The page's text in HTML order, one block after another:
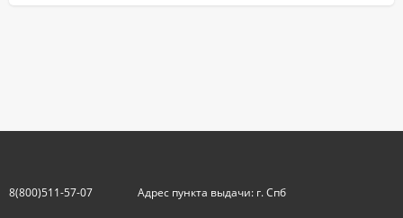
8(800)511-57-07 Адрес пункта выдачи: г. Спб